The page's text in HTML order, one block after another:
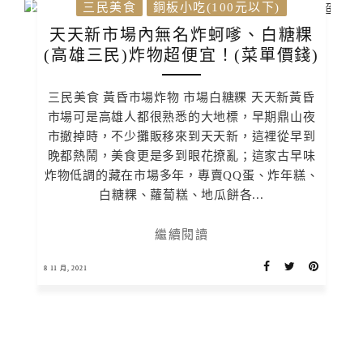
三民美食 銅板小吃(100元以下)
天天新市場內無名炸蚵嗲、白糖粿
(高雄三民)炸物超便宜！(菜單價錢)
三民美食 黃昏市場炸物 市場白糖粿 天天新黃昏
市場可是高雄人都很熟悉的大地標，早期鼎山夜
市撤掉時，不少攤販移來到天天新，這裡從早到
晚都熱鬧，美食更是多到眼花撩亂；這家古早味
炸物低調的藏在市場多年，專賣QQ蛋、炸年糕、
白糖粿、蘿蔔糕、地瓜餅各...
繼續閱讀
8 11 月, 2021